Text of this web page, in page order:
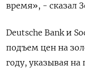
время», - сказал
Deutsche Bank и
подъем цен на
году, указывая